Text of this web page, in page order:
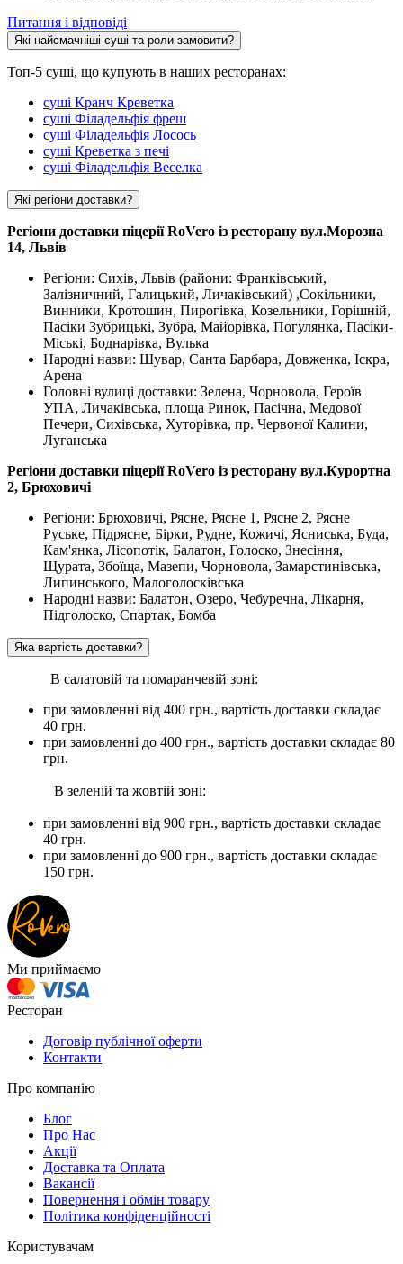
Питання і відповіді
Які найсмачніші суші та роли замовити?
Топ-5 суші, що купують в наших ресторанах:
суші Кранч Креветка
суші Філадельфія фреш
суші Філадельфія Лосось
суші Креветка з печі
суші Філадельфія Веселка
Які регіони доставки?
Регіони доставки піцерії RoVero із ресторану вул.Морозна
14, Львів
Регіони: Сихів, Львів (райони: Франківський,
Залізничний, Галицький, Личаківський) ,Сокільники,
Винники, Кротошин, Пирогівка, Козельники, Горішній,
Пасіки Зубрицькі, Зубра, Майорівка, Погулянка, Пасіки-
Міські, Боднарівка, Вулька
Народні назви: Шувар, Санта Барбара, Довженка, Іскра,
Арена
Головні вулиці доставки: Зелена, Чорновола, Героїв
УПА, Личаківська, площа Ринок, Пасічна, Медової
Печери, Сихівська, Хуторівка, пр. Червоної Калини,
Луганська
Регіони доставки піцерії RoVero із ресторану вул.Курортна
2, Брюховичі
Регіони: Брюховичі, Рясне, Рясне 1, Рясне 2, Рясне
Руське, Підрясне, Бірки, Рудне, Кожичі, Ясниська, Буда,
Кам'янка, Лісопотік, Балатон, Голоско, Знесіння,
Щурата, Збоїща, Мазепи, Чорновола, Замарстинівська,
Липинського, Малоголосківська
Народні назви: Балатон, Озеро, Чебуречна, Лікарня,
Підголоско, Спартак, Бомба
Яка вартість доставки?
В салатовій та помаранчевій зоні:
при замовленні вiд 400 грн., вартість доставки складає
40 грн.
при замовленні до 400 грн., вартість доставки складає 80
грн.
В зеленій та жовтій зоні:
при замовленні вiд 900 грн., вартість доставки складає
40 грн.
при замовленні до 900 грн., вартість доставки складає
150 грн.
Ми приймаємо
Ресторан
Договір публічної оферти
Контакти
Про компанію
Блог
Про Нас
Акції
Доставка та Оплата
Вакансії
Повернення і обмін товару
Політика конфіденційності
Користувачам